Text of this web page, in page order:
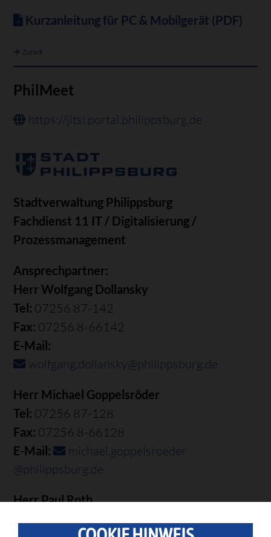
PhilMeet
https://jitsi.portal.philippsburg.de
Stadtverwaltung Philippsburg
Fachdienst 11 IT / Digitalisierung /
Prozessmanagement
Ansprechpartner:
Herr Wolfgang Dollansky
Tel: 07256 87-142
Fax: 07256 8-66142
E-Mail:
wolfgang.dollansky@philippsburg.de
Herr Michael Goppelsröder
Tel: 07256 87-128
Fax: 07256 8-66128
E-Mail:
michael.goppelsroeder
@philippsburg.de
Herr Paul Roth
Kurzanleitung für PC & Mobilgerät (PDF)
Zurück